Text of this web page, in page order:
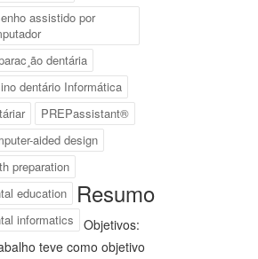
assistido por
dentária
dentário Informática
PREPassistant®
aided design
preparation
education
informatics
Resumo
Objetivos:
teve como objetivo